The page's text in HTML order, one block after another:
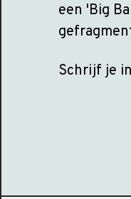
een 'Big
Schrijf je